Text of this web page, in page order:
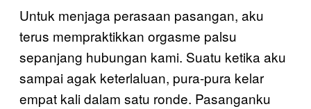
Untuk menjaga perasaan pasangan, aku
terus mempraktikkan orgasme palsu
sepanjang hubungan kami. Suatu ketika aku
sampai agak keterlaluan, pura-pura kelar
empat kali dalam satu ronde. Pasanganku